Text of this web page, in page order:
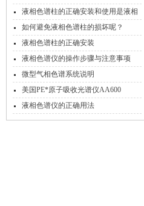
液相色谱柱的正确安装和使用是液相
色谱工作的关键
如何避免液相色谱柱的损坏呢？
液相色谱柱的正确安装
液相色谱仪的操作步骤与注意事项
微型气相色谱系统说明
美国PE*原子吸收光谱仪AA600
液相色谱仪的正确用法